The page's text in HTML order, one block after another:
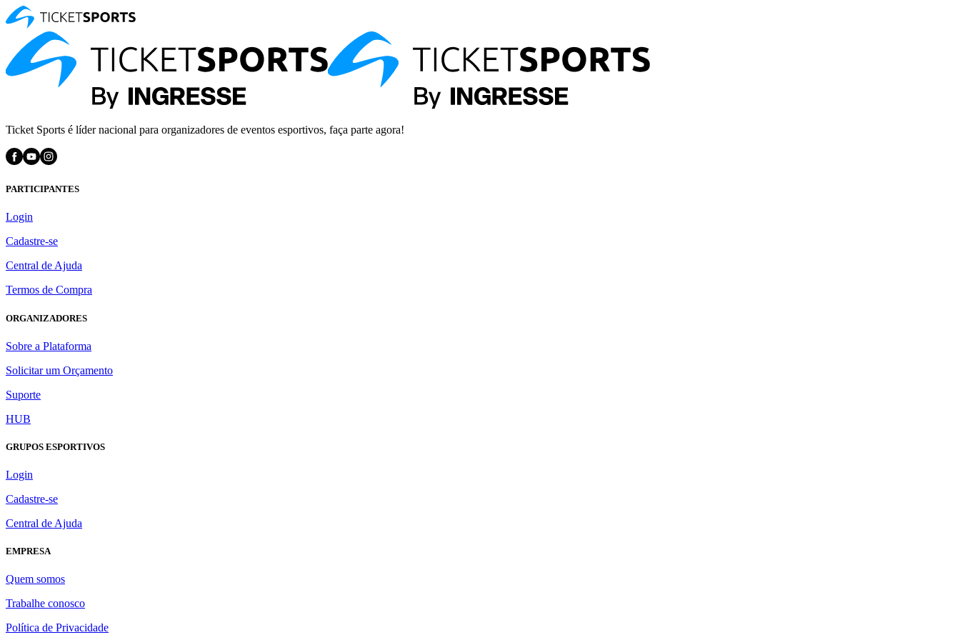
Ticket Sports é líder nacional para organizadores de eventos esportivos, faça parte agora!
PARTICIPANTES
Login
Cadastre-se
Central de Ajuda
Termos de Compra
ORGANIZADORES
Sobre a Plataforma
Solicitar um Orçamento
Suporte
HUB
GRUPOS ESPORTIVOS
Login
Cadastre-se
Central de Ajuda
EMPRESA
Quem somos
Trabalhe conosco
Política de Privacidade